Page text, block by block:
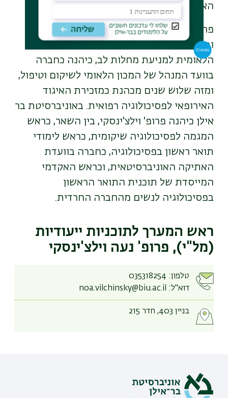
האירופאית לפסיכולוגיה רפואית.
פרופ' וילצ'ינסקי נושאת בתפקידים לאומיים
ובינלאומיים רבים. ביניהם, היא חברה בוועדה
הלאומית למניעת מחלות לב, כיהנה כחברה
בוועד המנהל של המכון הלאומי לשיקום וטיפול,
ומזה שלוש שנים מכהנת כמזכירת האיגוד
האירופאי לפסיכולוגיה רפואית. באוניברסיטת בר
אילן כיהנה פרופ' וילצ'ינסקי, בין השאר, כראש
המגמה לפסיכולוגיה שיקומית, כראש לימודי
תואר ראשון בפסיכולוגיה, כחברה בוועדת
האתיקה האוניברסיטאית, וכראש האקדמי
המייסדת של תוכנית התואר הראשון
בפסיכולוגיה לנשים מהחברה החרדית.
ראש המערך לתוכניות ייעודיות
(מל"י), פרופ' נעה וילצ'ינסקי
טלפון: 035318254
דוא"ל:
noa.vilchinsky@biu.ac.il
בניין 403, חדר 215